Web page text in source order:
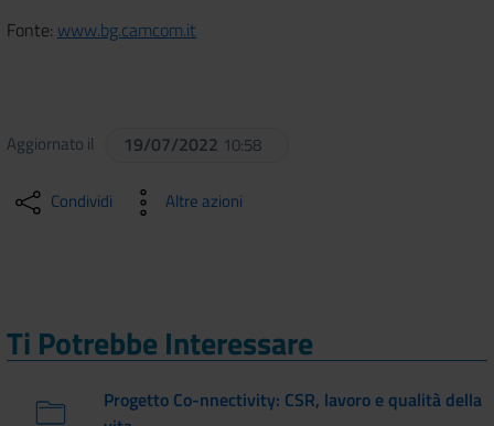
Fonte: www.bg.camcom.it
Aggiornato il 19/07/2022 10:58
Condividi Altre azioni
Ti Potrebbe Interessare
Progetto Co-nnectivity: CSR, lavoro e qualità della